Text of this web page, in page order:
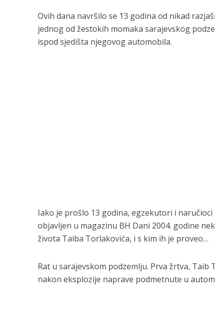
Ovih dana navršilo se 13 godina od nikad
jednog od žestokih momaka sarajevskog
ispod sjedišta njegovog automobila.
Iako je prošlo 13 godina, egzekutori i
objavljen u magazinu BH Dani 2004. godine
života Taiba Torlakovića, i s kim ih je proveo…
Rat u sarajevskom podzemlju. Prva žrtva,
nakon eksplozije naprave podmetnute u